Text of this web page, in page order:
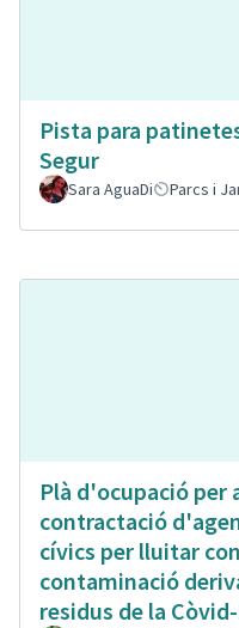
Pista para
Segur
Sara AguaDi Parcs i
Plà d'ocupació per
contractació
cívics per lluitar
contaminació
residus de la